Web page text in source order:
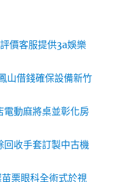
價客服提供3a娛樂
山借錢確保設備新竹
電動麻將桌並彰化房
回收手套訂製中古機
栗眼科全術式於視